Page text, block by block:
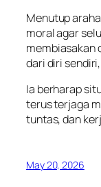
Menutup
moral agar
membiasakan
dari diri
Ia berharap
terus terjaga
tuntas, dan
May 20, 2026